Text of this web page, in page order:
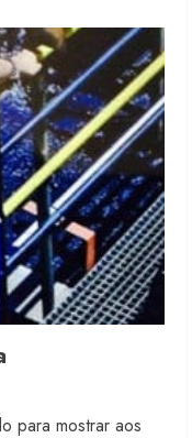
para mostrar aos
bilhões em
Movimento